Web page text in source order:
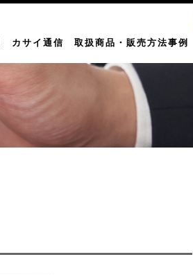
カサイ通信 取扱商品・販売方法事例